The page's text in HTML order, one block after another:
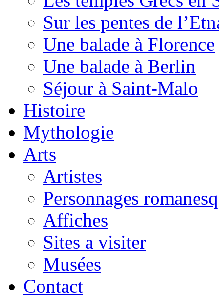
Sur les pentes de
Une balade à Florence
Une balade à Berlin
Séjour à Saint-Malo
Histoire
Mythologie
Arts
Artistes
Personnages
Affiches
Sites a visiter
Musées
Contact